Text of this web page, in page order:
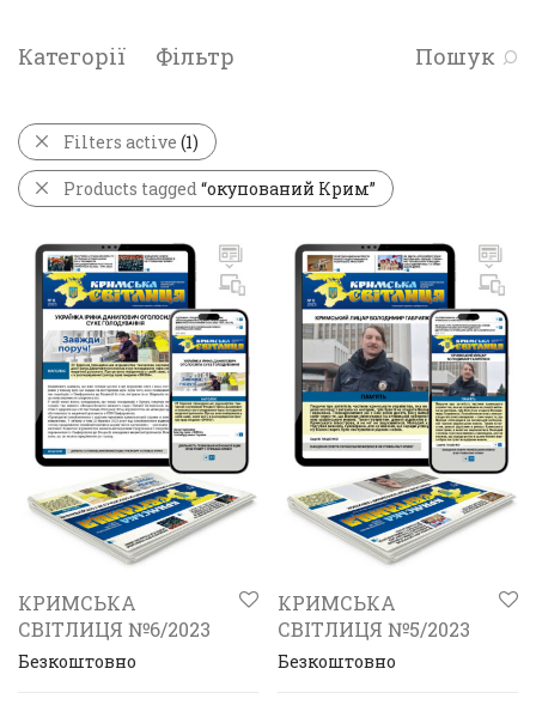
Категорії Фільтр Пошук
Filters active (1)
Products tagged“окупований Крим”
КРИМСЬКА
СВІТЛИЦЯ №6/2023
Безкоштовно
КРИМСЬКА
СВІТЛИЦЯ №5/2023
Безкоштовно